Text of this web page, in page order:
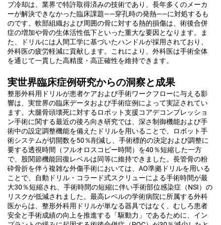
ブ冷却は、業界で特許取得済みの技術であり、長年多くのメーカ
ーが解決できなかった臨床課題——穿孔時の発熱——に対処するも
のです。軟部組織および周囲の骨に対する熱的損傷は、術後合併
症の増加や骨の生体活性低下といった重大な要因となります。ま
た、ドリルには人間工学に基づいたハンドルが採用されており、
外科医の疲労軽減に貢献します。これにより、外科医は手術全体
を通じて一貫した高精度・高正確性を維持できます。
実世界臨床症例研究からの洞察と成果
整形外科用ドリルが患者ケアおよび手術ワークフローに与える影
響は、実世界の臨床データおよび手術症例によって実証されてい
ます。大腿骨頭壊死に対するロボット支援コアデコンプレッショ
ン手術に関する最近の後ろ向き研究では、深さ制御機能および手
術中の設定調整機能を備えたドリルを用いることで、ロボット手
術システムが切開数を50％削減し、手術標的の決定および調整に
要する透視時間（フルオロスコピー時間）を40％短縮した一方
で、股関節機能回復レベルは同等に維持できました。長管骨の粉
砕骨折を伴う複雑な外傷手術においては、AO準拠ドリルを用いる
ことで、自動ドリル・コラード式スクリューによる手術時間が最
大30％短縮され、手術時間の短縮に伴い手術部位感染症（NSI）の
リスクが低減されました。最高レベルの学術病院に所属する外科
医からは、整形外科用ドリルが単なる器具ではなく、むしろ患者
安全と手術成績の向上を推進する「駆動力」であるために、イン